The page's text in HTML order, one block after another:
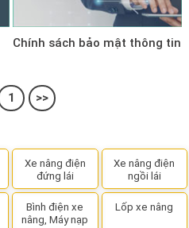
Chính sách bảo mật thông tin
1 >>
Xe nâng điện
đứng lái
Xe nâng điện
ngồi lái
Bình điện xe
nâng, Máy nạp
Lốp xe nâng